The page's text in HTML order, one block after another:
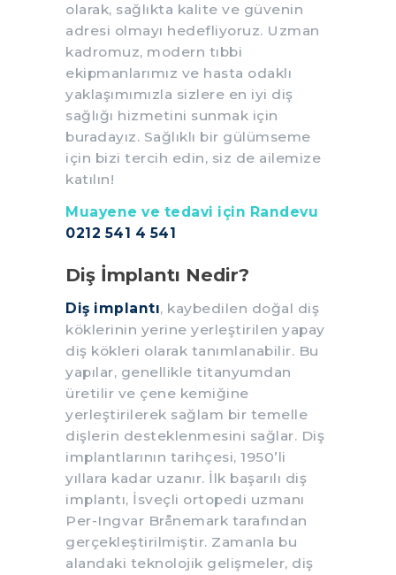
olarak, sağlıkta kalite ve güvenin
adresi olmayı hedefliyoruz. Uzman
kadromuz, modern tıbbi
ekipmanlarımız ve hasta odaklı
yaklaşımımızla sizlere en iyi diş
sağlığı hizmetini sunmak için
buradayız. Sağlıklı bir gülümseme
için bizi tercih edin, siz de ailemize
katılın!
Muayene ve tedavi için Randevu
0212 541 4 541
Diş İmplantı Nedir?
Diş implantı, kaybedilen doğal diş
köklerinin yerine yerleştirilen yapay
diş kökleri olarak tanımlanabilir. Bu
yapılar, genellikle titanyumdan
üretilir ve çene kemiğine
yerleştirilerek sağlam bir temelle
dişlerin desteklenmesini sağlar. Diş
implantlarının tarihçesi, 1950’li
yıllara kadar uzanır. İlk başarılı diş
implantı, İsveçli ortopedi uzmanı
Per-Ingvar Brånemark tarafından
gerçekleştirilmiştir. Zamanla bu
alandaki teknolojik gelişmeler, diş